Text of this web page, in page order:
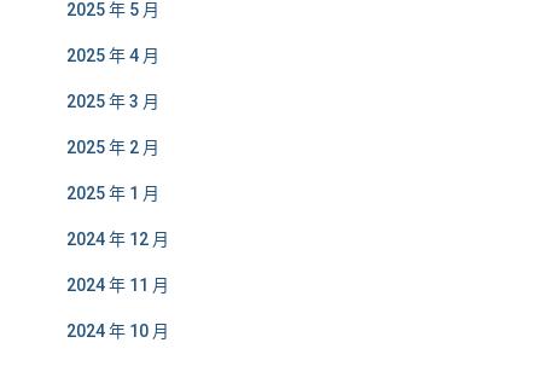
2025 年 5 月
2025 年 4 月
2025 年 3 月
2025 年 2 月
2025 年 1 月
2024 年 12 月
2024 年 11 月
2024 年 10 月